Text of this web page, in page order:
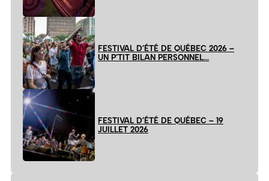
FESTIVAL D’ÉTÉ DE QUÉBEC 2026 –
UN P’TIT BILAN PERSONNEL…
FESTIVAL D’ÉTÉ DE QUÉBEC – 19
JUILLET 2026